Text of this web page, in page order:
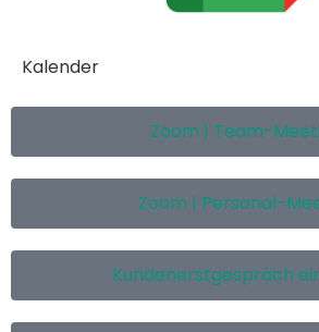
Kalender
Zoom | Team-
Zoom | Personal-
Kundenerstgespräch